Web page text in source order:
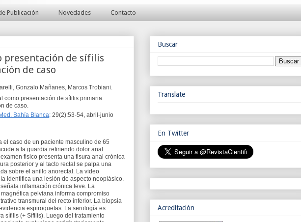
Publicación Novedades Contacto
presentación de sífilis
de caso
Gonzalo Mañanes, Marcos Trobiani.
como presentación de sífilis primaria:
de caso.
Bahía Blanca; 29(2):53-54, abril-junio
el caso de un paciente masculino de 65
a la guardia refiriendo dolor anal
físico presenta una fisura anal crónica
posterior y al tacto rectal se palpa una
sobre el anillo anorectal. La video
identifica una lesión de aspecto neoplásico.
inflamación crónica leve. La
pelviana informa compromiso
transmural del recto inferior. La biopsia
espiroquetas. La serología es
sífilis (+ Sífilis). Luego del tratamiento
Buscar
Translate
En Twitter
Acreditación